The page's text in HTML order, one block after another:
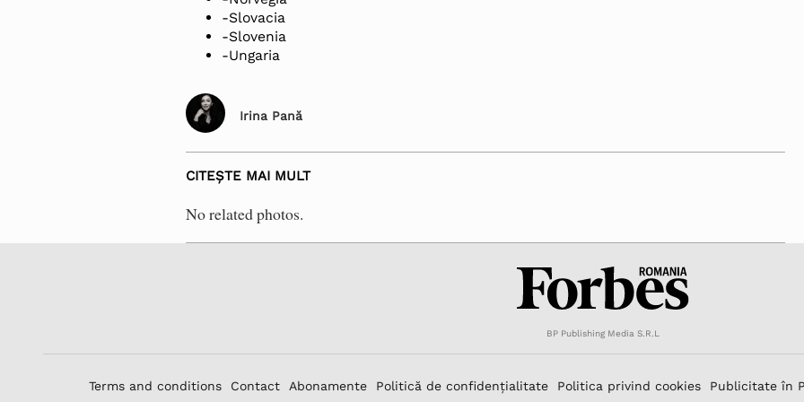
-Slovacia
-Slovenia
-Ungaria
Irina Pană
CITEȘTE MAI MULT
No related photos.
BP Publishing Media S.R.L
Terms and conditions Contact Abonamente Politică de confidențialitate Politica privind cookies Publicitate în